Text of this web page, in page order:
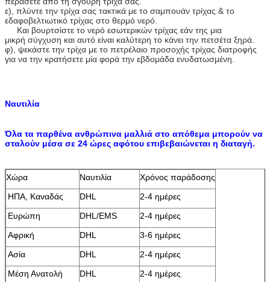
ε), πλύντε την τρίχα σας τακτικά με το σαμπουάν τρίχας & το
εδαφοβελτιωτικό τρίχας στο θερμό νερό.
Και βουρτσίστε το νερό εσωτερικών τρίχας εάν της μια
μικρή σύγχυση και αυτό είναι καλύτερη το κάνει την πετσέτα ξηρά.
φ), ψεκάστε την τρίχα με το πετρέλαιο προσοχής τρίχας διατροφής
για να την κρατήσετε μία φορά την εβδομάδα ενυδατωσμένη.
Ναυτιλία
Όλα τα παρθένα ανθρώπινα μαλλιά στο απόθεμα μπορούν να
σταλούν μέσα σε 24 ώρες αφότου επιβεβαιώνεται η διαταγή.
Χώρα Ναυτιλία
Χρόνος παράδοσης
ΗΠΑ, Καναδάς
DHL
2-4 ημέρες
Ευρώπη
DHL/EMS
2-4 ημέρες
Αφρική
DHL
3-6 ημέρες
Ασία
DHL
2-4 ημέρες
Μέση Ανατολή
DHL
2-4 ημέρες